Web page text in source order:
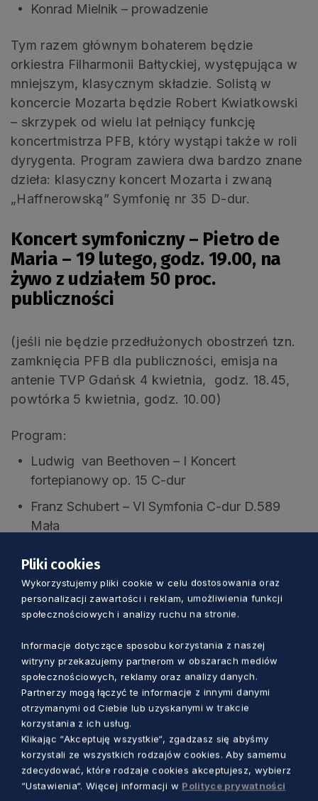
Konrad Mielnik – prowadzenie
Tym razem głównym bohaterem będzie
orkiestra Filharmonii Bałtyckiej, występująca w
mniejszym, klasycznym składzie. Solistą w
koncercie Mozarta będzie Robert Kwiatkowski
– skrzypek od wielu lat pełniący funkcję
koncertmistrza PFB, który wystąpi także w roli
dyrygenta. Program zawiera dwa bardzo znane
dzieła: klasyczny koncert Mozarta i zwaną
„Haffnerowską” Symfonię nr 35 D-dur.
Koncert symfoniczny – Pietro de
Maria – 19 lutego, godz. 19.00, na
żywoz udziałem 50 proc.
publiczności
(jeśli nie będzie przedłużonych obostrzeń tzn.
zamknięcia PFB dla publiczności, emisja na
antenie TVP Gdańsk 4 kwietnia, godz. 18.45,
powtórka 5 kwietnia, godz. 10.00)
Program:
Ludwig van Beethoven – I Koncert
fortepianowy op. 15 C-dur
Franz Schubert – VI Symfonia C-dur D.589
Mała
Wykonawcy:
Orkiestra Symfoniczna PFB
George Tchitchinadze – dyrygent
Pietro de Maria – fortepian
Konrad Mielnik – prowadzenie
Pietro de Maria to pianista niezwykle
wszechstronny. Jego kariera zaczęła się bardzo
wcześnie. W wieku zaledwie 13 lat młody
pianista zdobył pierwsze miejsce na
Międzynarodowym Konkursie im. Alfreda Cortot
Pliki cookies
Wykorzystujemy pliki cookie w celu dostosowania oraz
personalizacji zawartości i reklam, umożliwienia funkcji
społecznościowych i analizy ruchu na stronie.
Informacje dotyczące sposobu korzystania z naszej
witryny przekazujemy partnerom w obszarach mediów
społecznościowych, reklamy oraz analizy danych.
Partnerzy mogą łączyć te informacje z innymi danymi
otrzymanymi od Ciebie lub uzyskanymi w trakcie
korzystania z ich usług.
Klikając “Akceptuję wszystkie“, zgadzasz się abyśmy
korzystali ze wszystkich rodzajów cookies. Aby samemu
zdecydować, które rodzaje cookies akceptujesz, wybierz
“Ustawienia“. Więcej informacji w Polityce prywatności